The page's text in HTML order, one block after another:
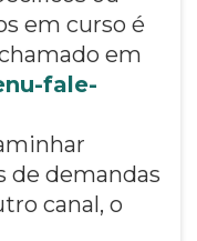
em curso é
em
fale-
de demandas
canal, o